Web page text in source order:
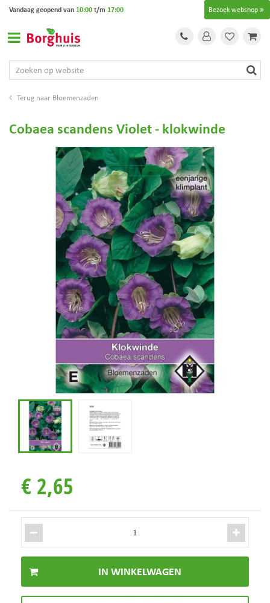
Bloemenzaden
Bezoek webshop
Vandaag geopend van 10:00t/m 17:00
Cobaea scandens Violet - klokwinde
€ 2,65